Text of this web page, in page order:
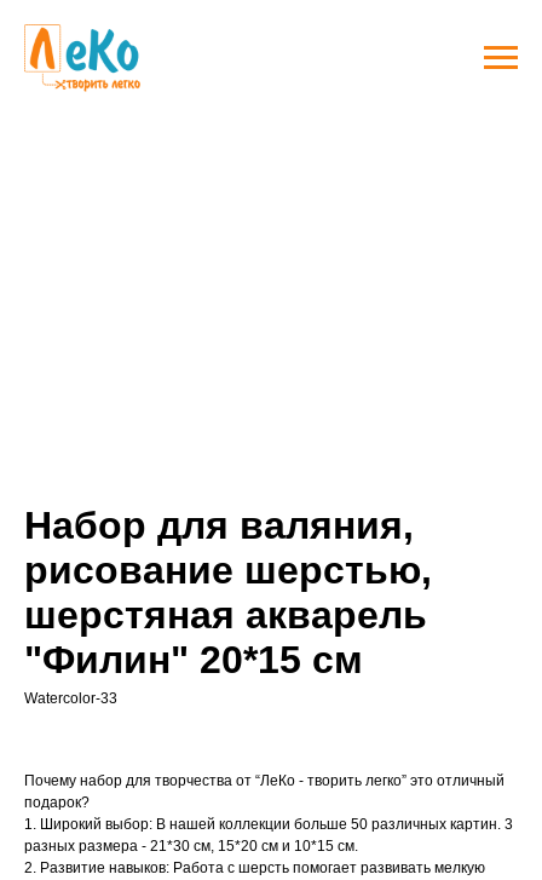
Набор для валяния,
рисование шерстью,
шерстяная акварель
"Филин" 20*15 см
Watercolor-33
Почему набор для творчества от “ЛеКо - творить легко” это отличный
подарок?
1. Широкий выбор: В нашей коллекции больше 50 различных картин. 3
разных размера - 21*30 см, 15*20 см и 10*15 см.
2. Развитие навыков: Работа с шерсть помогает развивать мелкую